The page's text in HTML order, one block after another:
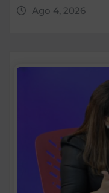
Ago 4, 2026